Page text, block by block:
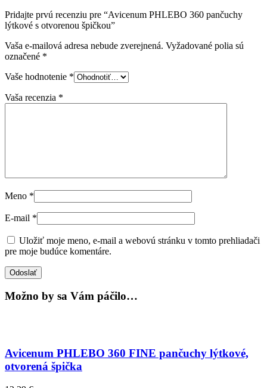
Pridajte prvú recenziu pre “Avicenum PHLEBO 360 pančuchy
lýtkové s otvorenou špičkou”
Vaša e-mailová adresa nebude zverejnená. Vyžadované polia sú
označené *
Vaše hodnotenie *
Vaša recenzia *
Meno *
E-mail *
Uložiť moje meno, e-mail a webovú stránku v tomto prehliadači
pre moje budúce komentáre.
Možno by sa Vám páčilo…
Avicenum PHLEBO 360 FINE pančuchy lýtkové,
otvorená špička